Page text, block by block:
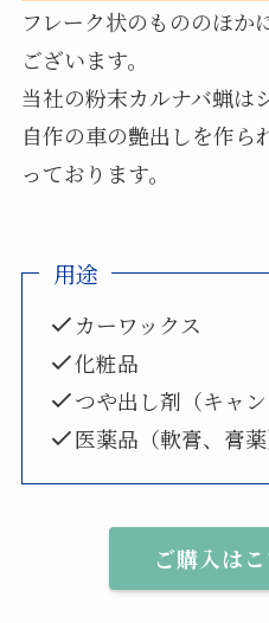
フレーク状のもののほか
ございます。
当社の粉末カルナバ蝋は
自作の車の艶出しを作ら
っております。
用途
カーワックス
化粧品
つや出し剤（キャ
医薬品（軟膏、膏
ご購入は